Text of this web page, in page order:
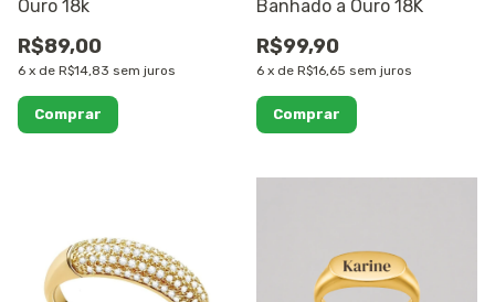
Ouro 18k
R$89,00
6 x de R$14,83 sem juros
Comprar
Banhado a Ouro 18K
R$99,90
6 x de R$16,65 sem juros
Comprar